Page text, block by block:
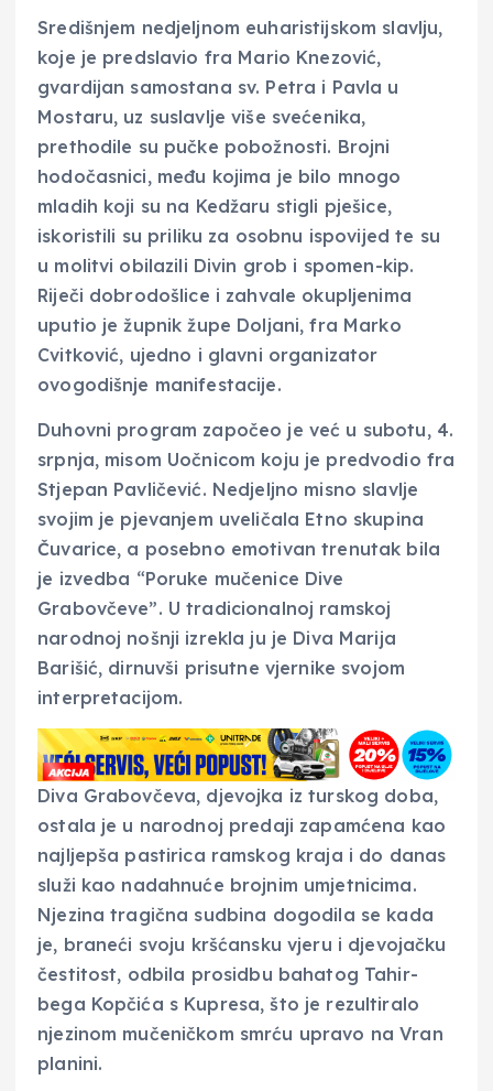
Središnjem nedjeljnom euharistijskom slavlju,
koje je predslavio fra Mario Knezović,
gvardijan samostana sv. Petra i Pavla u
Mostaru, uz suslavlje više svećenika,
prethodile su pučke pobožnosti. Brojni
hodočasnici, među kojima je bilo mnogo
mladih koji su na Kedžaru stigli pješice,
iskoristili su priliku za osobnu ispovijed te su
u molitvi obilazili Divin grob i spomen-kip.
Riječi dobrodošlice i zahvale okupljenima
uputio je župnik župe Doljani, fra Marko
Cvitković, ujedno i glavni organizator
ovogodišnje manifestacije.
Duhovni program započeo je već u subotu, 4.
srpnja, misom Uočnicom koju je predvodio fra
Stjepan Pavličević. Nedjeljno misno slavlje
svojim je pjevanjem uveličala Etno skupina
Čuvarice, a posebno emotivan trenutak bila
je izvedba “Poruke mučenice Dive
Grabovčeve”. U tradicionalnoj ramskoj
narodnoj nošnji izrekla ju je Diva Marija
Barišić, dirnuvši prisutne vjernike svojom
interpretacijom.
Diva Grabovčeva, djevojka iz turskog doba,
ostala je u narodnoj predaji zapamćena kao
najljepša pastirica ramskog kraja i do danas
služi kao nadahnuće brojnim umjetnicima.
Njezina tragična sudbina dogodila se kada
je, braneći svoju kršćansku vjeru i djevojačku
čestitost, odbila prosidbu bahatog Tahir-
bega Kopčića s Kupresa, što je rezultiralo
njezinom mučeničkom smrću upravo na Vran
planini.